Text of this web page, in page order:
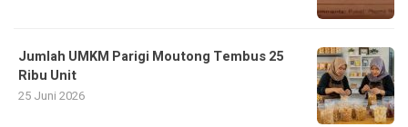
Jumlah UMKM Parigi Moutong Tembus 25
Ribu Unit
25 Juni 2026